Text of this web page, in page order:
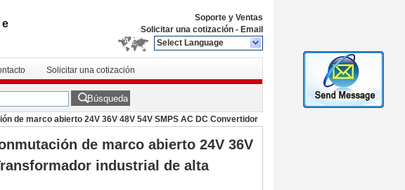
Soporte y Ventas
Solicitar una cotización - Email
Select Language
Solicitar una cotización
Búsqueda
de marco abierto 24V 36V 48V 54V SMPS AC DC Convertidor
de marco abierto 24V 36V
industrial de alta